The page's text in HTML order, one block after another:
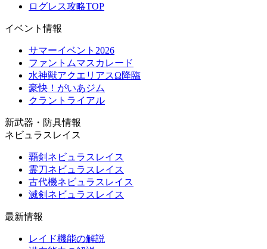
ログレス攻略TOP
イベント情報
サマーイベント2026
ファントムマスカレード
水神獣アクエリアスΩ降臨
豪快！がいあジム
クラントライアル
新武器・防具情報
ネビュラスレイス
覇剣ネビュラスレイス
霊刀ネビュラスレイス
古代機ネビュラスレイス
滅剣ネビュラスレイス
最新情報
レイド機能の解説